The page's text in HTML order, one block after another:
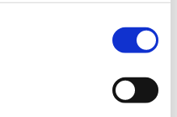
Εφηβική
Mesh & Ύφασμα